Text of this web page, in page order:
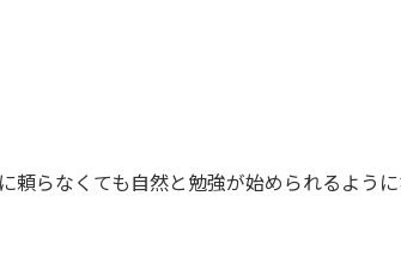
頼らなくても自然と勉強が始められるよう